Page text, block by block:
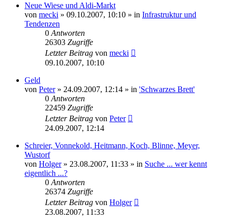
Neue Wiese und Aldi-Markt
von mecki » 09.10.2007, 10:10 » in Infrastruktur und
Tendenzen
0 Antworten
26303 Zugriffe
Letzter Beitrag von mecki
09.10.2007, 10:10
Geld
von Peter» 24.09.2007, 12:14 » in 'Schwarzes Brett'
0 Antworten
22459 Zugriffe
Letzter Beitrag von Peter
24.09.2007, 12:14
Schreier, Vonnekold, Heitmann, Koch, Blinne, Meyer,
Wustorf
von Holger» 23.08.2007, 11:33 » in Suche ... wer kennt
eigentlich ...?
0 Antworten
26374 Zugriffe
Letzter Beitrag von Holger
23.08.2007, 11:33